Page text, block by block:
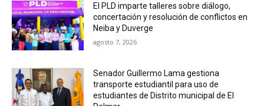
El PLD imparte talleres sobre diálogo,
concertación y resolución de conflictos en
Neiba y Duverge
agosto 7, 2026
Senador Guillermo Lama gestiona
transporte estudiantil para uso de
estudiantes de Distrito municipal de El